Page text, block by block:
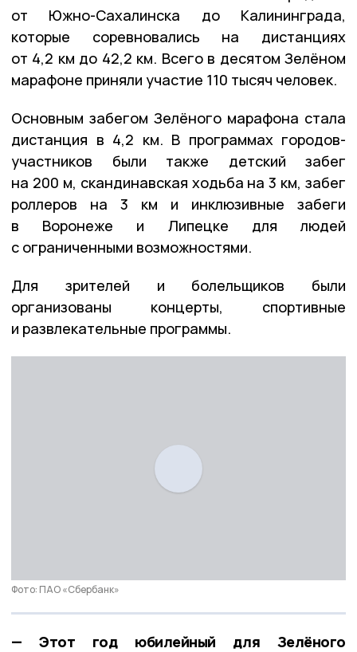
от Южно-Сахалинска до Калининграда,
которые соревновались на дистанциях
от 4,2 км до 42,2 км. Всего в десятом Зелёном
марафоне приняли участие 110 тысяч человек.
Основным забегом Зелёного марафона стала
дистанция в 4,2 км. В программах городов-
участников были также детский забег
на 200 м, скандинавская ходьба на 3 км, забег
роллеров на 3 км и инклюзивные забеги
в Воронеже и Липецке для людей
с ограниченными возможностями.
Для зрителей и болельщиков были
организованы концерты, спортивные
и развлекательные программы.
Фото: ПАО «Сбербанк»
— Этот год юбилейный для Зелёного